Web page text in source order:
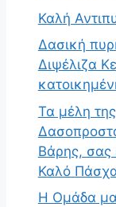
Καλή
Δασική
Διψέλιζα
Τα μέλη
Βάρης, σας
Καλό
Η Ομάδα